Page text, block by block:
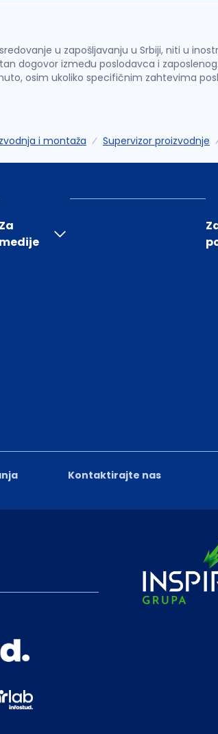
u zapošljavanju u Srbiji, niti u
dogovor između poslodavca i
osim ukoliko specifičnim zahtevima
i montaža Supervizor proizvodnje
Kontaktirajte nas
Za
medije